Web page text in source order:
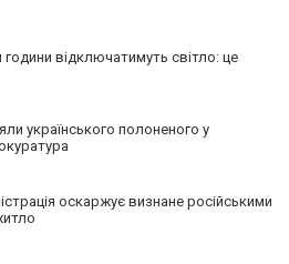
відключатимуть світло: це
українського полоненого у
оскаржує визнане російськими